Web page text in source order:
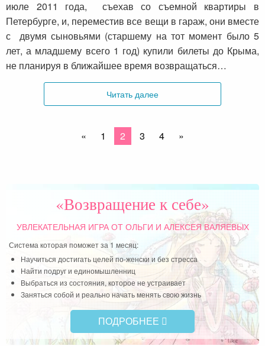
июле 2011 года, съехав со съемной квартиры в
Петербурге, и, переместив все вещи в гараж, они вместе
с двумя сыновьями (старшему на тот момент было 5
лет, а младшему всего 1 год) купили билеты до Крыма,
не планируя в ближайшее время возвращаться…
Читать далее
« 1 2 3 4 »
«Возвращение к себе»
УВЛЕКАТЕЛЬНАЯ ИГРАОТ ОЛЬГИ И АЛЕКСЕЯ ВАЛЯЕВЫХ
Система которая поможет за 1 месяц:
Научиться достигать целей по-женски и без стресса
Найти подруг и единомышленниц
Выбраться из состояния, которое не устраивает
Заняться собой и реально начать менять свою жизнь
ПОДРОБНЕЕ